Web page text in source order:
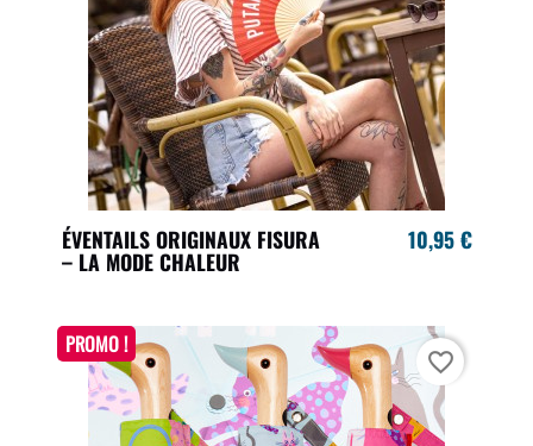
ÉVENTAILS ORIGINAUX FISURA
– LA MODE CHALEUR
10,95 €
PROMO !
favorite_border